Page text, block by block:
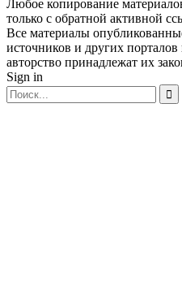
Любое копирование
только с обратной активной
Все материалы
источников и других порталов
авторство принадлежат их
Sign in